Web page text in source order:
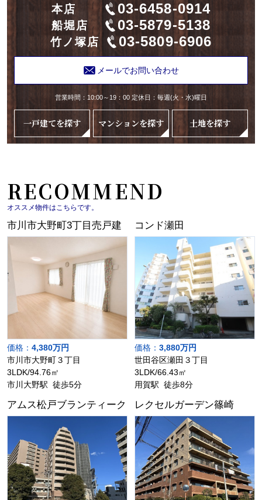
本店 03-6458-0914
船堀店 03-5879-5138
竹ノ塚店 03-5809-6906
メールでお問い合わせ
営業時間：10:00～19：00 定休日：毎週(火・水)曜日
一戸建てを探す マンションを探す 土地を探す
RECOMMEND
オススメ物件はこちらです。
市川市大野町3丁目売戸建
価格： 4,380万円
市川市大野町３丁目
3LDK/94.76㎡
市川大野駅 徒歩5分
コンド瀬田
価格： 3,880万円
世田谷区瀬田３丁目
3LDK/66.43㎡
用賀駅 徒歩8分
アムス松戸ブランティーク レクセルガーデン篠崎